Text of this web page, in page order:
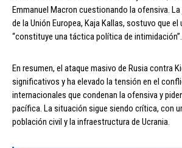
Emmanuel Macron cuestionando la ofensiva.
de la Unión Europea, Kaja Kallas, sostuvo que
“constituye una táctica política de intimidación”.
En resumen, el ataque masivo de Rusia contra
significativos y ha elevado la tensión en el
internacionales que condenan la ofensiva y
pacífica. La situación sigue siendo crítica, con
población civil y la infraestructura de Ucrania.